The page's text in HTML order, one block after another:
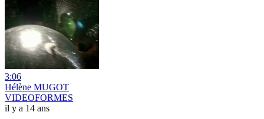
3:06
Hélène MUGOT
VIDEOFORMES
il y a 14 ans